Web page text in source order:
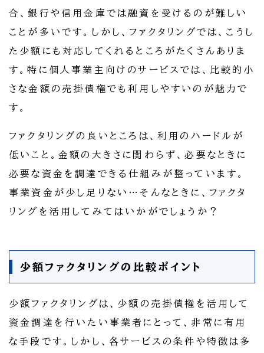
合、銀行や信用金庫では融資を受けるのが難しい
ことが多いです。しかし、ファクタリングでは、こうし
た少額にも対応してくれるところがたくさんありま
す。特に個人事業主向けのサービスでは、比較的小
さな金額の売掛債権でも利用しやすいのが魅力で
す。
ファクタリングの良いところは、利用のハードルが
低いこと。金額の大きさに関わらず、必要なときに
必要な資金を調達できる仕組みが整っています。
事業資金が少し足りない…そんなときに、ファクタ
リングを活用してみてはいかがでしょうか？
少額ファクタリングの比較ポイント
少額ファクタリングは、少額の売掛債権を活用して
資金調達を行いたい事業者にとって、非常に有用
な手段です。しかし、各サービスの条件や特徴は多